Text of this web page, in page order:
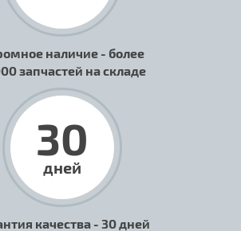
наличие - более
запчастей на складе
30
дней
качества - 30 дней